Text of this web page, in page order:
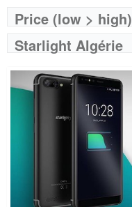
Price (low > high)
Starlight Algérie